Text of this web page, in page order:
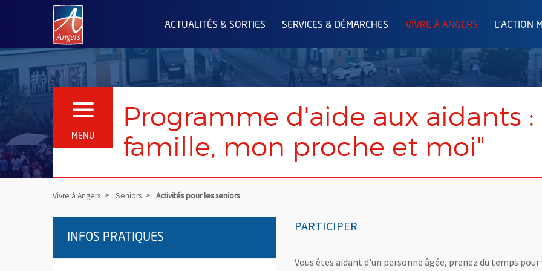
Angers.fr : Retour à l'accueil
ACTUALITÉS & SORTIES SERVICES & DÉMARCHES VIVRE À ANGERS L'ACTION
MENU
OUVRIR LE MENU
Programme d'aide aux aidants
famille, mon proche et moi"
Vivre à Angers Seniors Activités pour les seniors
PARTICIPER
Vous êtes aidant d'un personne âgée, prenez du temps
INFOS PRATIQUES